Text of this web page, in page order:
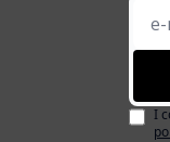
I